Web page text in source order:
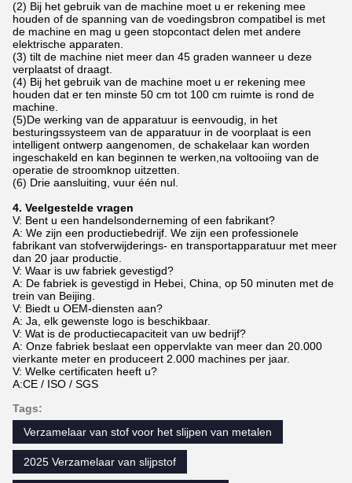
(2) Bij het gebruik van de machine moet u er rekening mee
houden of de spanning van de voedingsbron compatibel is met
de machine en mag u geen stopcontact delen met andere
elektrische apparaten.
(3) tilt de machine niet meer dan 45 graden wanneer u deze
verplaatst of draagt.
(4) Bij het gebruik van de machine moet u er rekening mee
houden dat er ten minste 50 cm tot 100 cm ruimte is rond de
machine.
(5)De werking van de apparatuur is eenvoudig, in het
besturingssysteem van de apparatuur in de voorplaat is een
intelligent ontwerp aangenomen, de schakelaar kan worden
ingeschakeld en kan beginnen te werken,na voltooiing van de
operatie de stroomknop uitzetten.
(6) Drie aansluiting, vuur één nul.
4. Veelgestelde vragen
V: Bent u een handelsonderneming of een fabrikant?
A: We zijn een productiebedrijf. We zijn een professionele
fabrikant van stofverwijderings- en transportapparatuur met meer
dan 20 jaar productie.
V: Waar is uw fabriek gevestigd?
A: De fabriek is gevestigd in Hebei, China, op 50 minuten met de
trein van Beijing.
V: Biedt u OEM-diensten aan?
A: Ja, elk gewenste logo is beschikbaar.
V: Wat is de productiecapaciteit van uw bedrijf?
A: Onze fabriek beslaat een oppervlakte van meer dan 20.000
vierkante meter en produceert 2.000 machines per jaar.
V: Welke certificaten heeft u?
A:CE / ISO / SGS
Tags:
Verzamelaar van stof voor het slijpen van metalen
2025 Verzamelaar van slijpstof